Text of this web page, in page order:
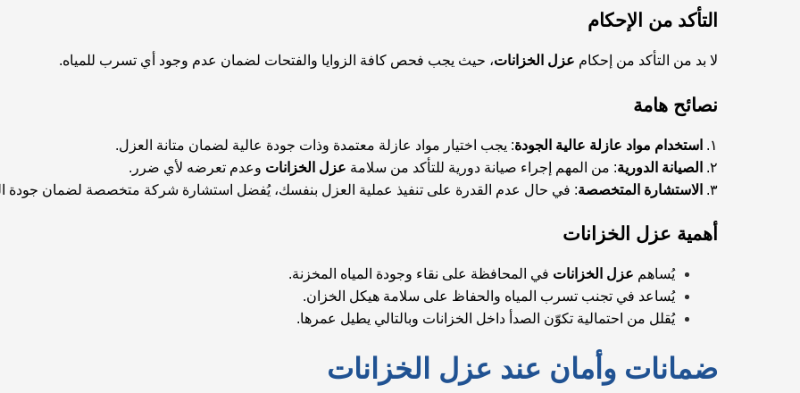
التأكد من الإحكام
لا بد من التأكد من إحكام عزل الخزانات، حيث يجب فحص كافة الزوايا والفتحات لضمان عدم وجود أي تسرب للمياه.
نصائح هامة
١. استخدام مواد عازلة عالية الجودة: يجب اختيار مواد عازلة معتمدة وذات جودة عالية لضمان متانة العزل.
٢.
الصيانة الدورية: من المهم إجراء صيانة دورية للتأكد من سلامة عزل الخزانات وعدم تعرضه لأي ضرر.
٣.
الاستشارة المتخصصة: في حال عدم القدرة على تنفيذ عملية العزل بنفسك، يُفضل استشارة شركة متخصصة لضمان جودة
أهمية عزل الخزانات
يُساهم عزل الخزانات في المحافظة على نقاء وجودة المياه المخزنة.
يُساعد في تجنب تسرب المياه والحفاظ على سلامة هيكل الخزان.
يُقلل من احتمالية تكوّن الصدأ داخل الخزانات وبالتالي يطيل عمرها.
ضمانات وأمان عند عزل الخزانات